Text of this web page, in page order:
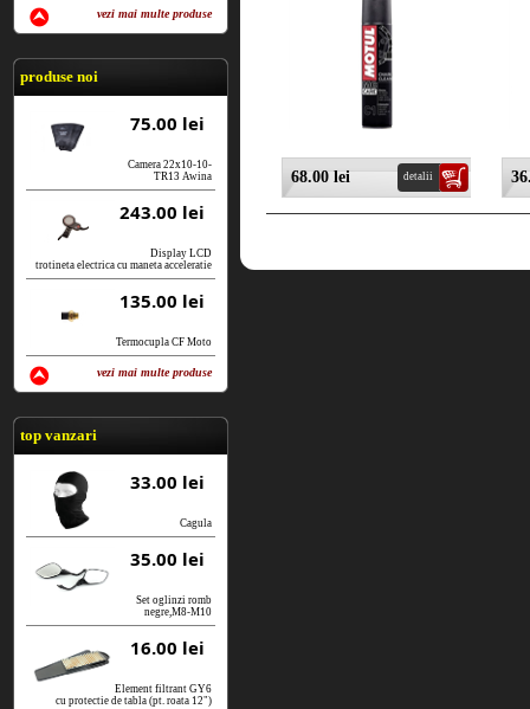
vezi mai multe produse
vezi produse
produse noi
75.00 lei
Camera 22x10-10-
TR13 Awina
243.00 lei
Display LCD
trotineta electrica cu maneta acceleratie
135.00 lei
Termocupla CF Moto
vezi mai multe produse
vezi produse
top vanzari
33.00 lei
Cagula
35.00 lei
Set oglinzi romb
negre,M8-M10
16.00 lei
Element filtrant GY6
cu protectie de tabla (pt. roata 12")
68.00 lei detalii